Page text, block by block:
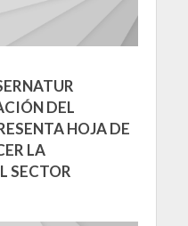
DEL
HOJA DE
LA
SECTOR